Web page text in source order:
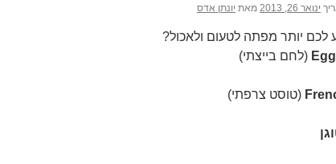
ינואר 26, 2013 מאת יונתן אדס
יותר מפתה לטעום ולאכול?
(לחם בייצתי)
(טוסט צרפתי)